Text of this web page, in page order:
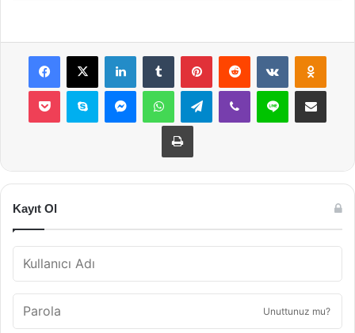
Facebook
X LinkedInTumblr PinterestReddit VKontakte
Pocket Skype MessengerWhatsAppTelegramViber Line E-Posta ile
Yazdır
Kayıt Ol
Unuttunuz mu?